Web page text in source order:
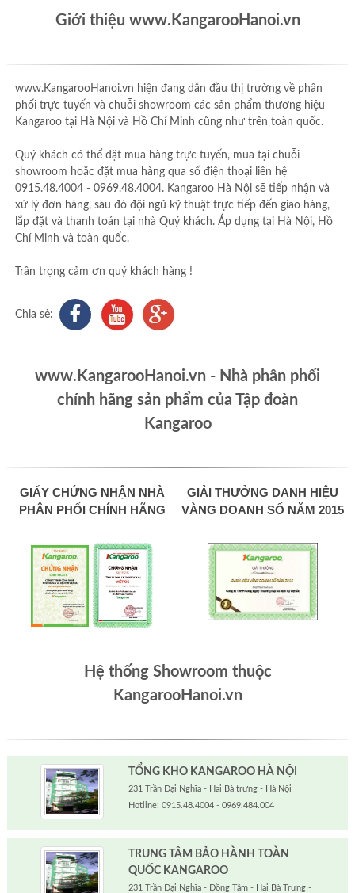
Giới thiệu www.KangarooHanoi.vn
www.KangarooHanoi.vn hiện đang dẫn đầu thị trường về phân
phối trực tuyến và chuỗi showroom các sản phẩm thương hiệu
Kangaroo tại Hà Nội và Hồ Chí Minh cũng như trên toàn quốc.
Quý khách có thể đặt mua hàng trực tuyến, mua tại chuỗi
showroom hoặc đặt mua hàng qua số điện thoại liên hệ
0915.48.4004 - 0969.48.4004. Kangaroo Hà Nội sẽ tiếp nhận và
xử lý đơn hàng, sau đó đội ngũ kỹ thuật trực tiếp đến giao hàng,
lắp đặt và thanh toán tại nhà Quý khách. Áp dụng tại Hà Nội, Hồ
Chí Minh và toàn quốc.
Trân trọng cảm ơn quý khách hàng !
Chia sẻ:
www.KangarooHanoi.vn - Nhà phân phối
chính hãng sản phẩm của Tập đoàn
Kangaroo
GIẤY CHỨNG NHẬN NHÀ
PHÂN PHỐI CHÍNH HÃNG
GIẢI THƯỞNG DANH HIỆU
VÀNG DOANH SỐ NĂM 2015
Hệ thống Showroom thuộc
KangarooHanoi.vn
TỔNG KHO KANGAROO HÀ NỘI
231 Trần Đại Nghĩa - Hai Bà trưng - Hà Nội
Hotline: 0915.48.4004 - 0969.484.004
TRUNG TÂM BẢO HÀNH TOÀN
QUỐC KANGAROO
231 Trần Đại Nghĩa - Đồng Tâm - Hai Bà Trưng -